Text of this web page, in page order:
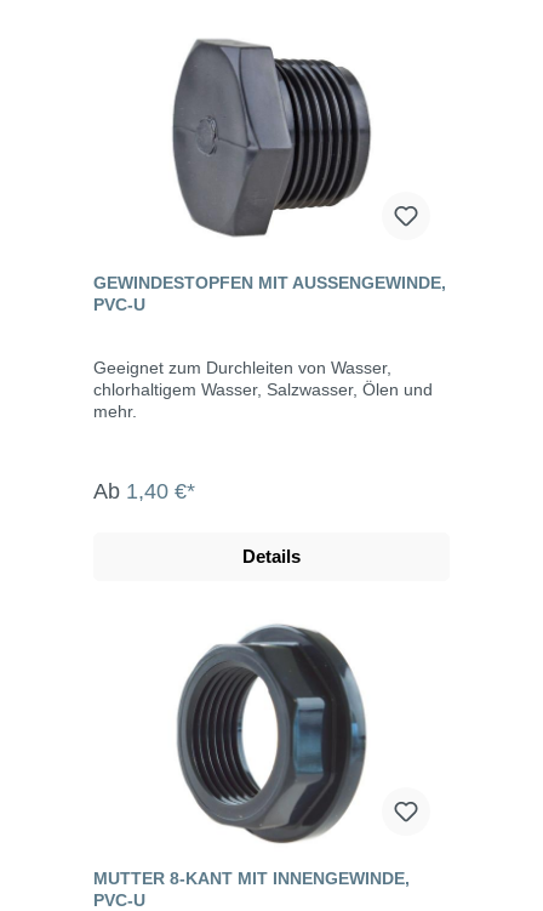
GEWINDESTOPFEN MIT AUSSENGEWINDE, P
VC-U
Geeignet zum Durchleiten von Wasser,
chlorhaltigem Wasser, Salzwasser, Ölen und
mehr.
Ab 1,40 €*
Details
MUTTER 8-KANT MIT INNENGEWINDE,
PVC-U